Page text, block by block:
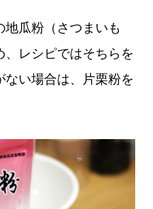
地瓜粉（さつまいも
レシピではそちらを
い場合は、片栗粉を